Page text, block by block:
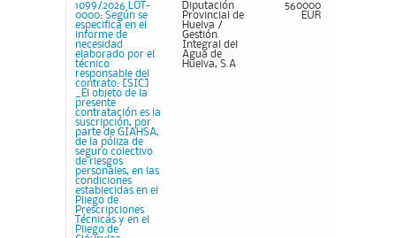
1099/2026 LOT-
0000: Según se
especifica en el
informe de
necesidad
elaborado por el
técnico
responsable del
contrato: [SIC]
_El objeto de la
presente
contratación es la
suscripción, por
parte de GIAHSA,
de la póliza de
seguro colectivo
de riesgos
personales, en las
condiciones
establecidas en el
Pliego de
Prescripciones
Técnicas y en el
Pliego de
Diputación
Provincial de
Huelva /
Gestión
Integral del
Agua de
Huelva, S.A
560000
EUR